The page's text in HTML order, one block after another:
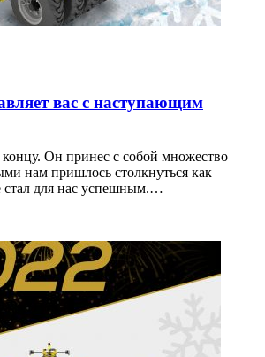
вас с наступающим
концу. Он принес с собой множество
нам пришлось столкнуться как
стал для нас успешным.…